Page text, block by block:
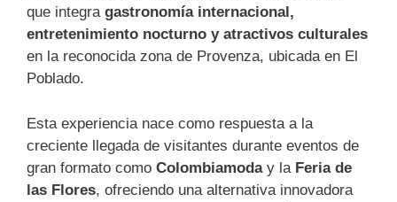
que integra gastronomía internacional,
entretenimiento nocturno y atractivos culturales
en la reconocida zona de Provenza, ubicada en El
Poblado.
Esta experiencia nace como respuesta a la
creciente llegada de visitantes durante eventos de
gran formato como Colombiamoday la Feria de
las Flores, ofreciendo una alternativa innovadora